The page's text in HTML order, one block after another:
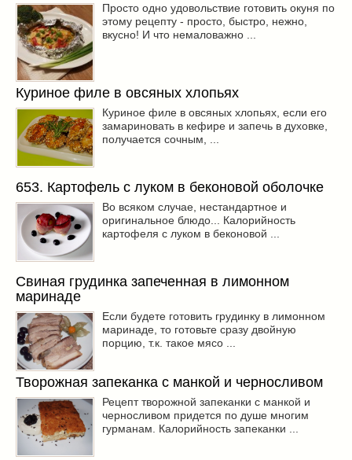
Просто одно удовольствие готовить окуня по
этому рецепту - просто, быстро, нежно,
вкусно! И что немаловажно ...
Куриное филе в овсяных хлопьях
Куриное филе в овсяных хлопьях, если его
замариновать в кефире и запечь в духовке,
получается сочным, ...
653. Картофель с луком в беконовой оболочке
Во всяком случае, нестандартное и
оригинальное блюдо... Калорийность
картофеля с луком в беконовой ...
Свиная грудинка запеченная в лимонном
маринаде
Если будете готовить грудинку в лимонном
маринаде, то готовьте сразу двойную
порцию, т.к. такое мясо ...
Творожная запеканка с манкой и черносливом
Рецепт творожной запеканки с манкой и
черносливом придется по душе многим
гурманам. Калорийность запеканки ...